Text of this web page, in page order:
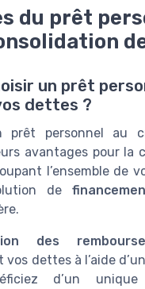
du prêt
un prêt
dettes ?
prêt personnel au
avantages pour la
l’ensemble de
de
des
vos dettes à l’aide
d’un unique